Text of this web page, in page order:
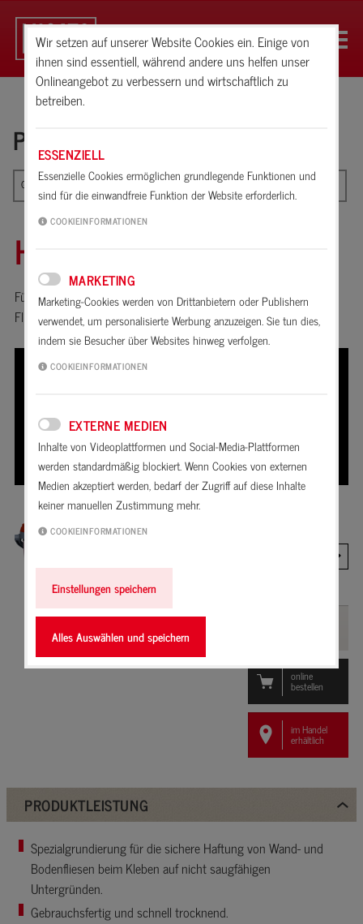
Wir setzen auf unserer Website Cookies ein. Einige von
ihnen sind essentiell, während andere uns helfen unser
Onlineangebot zu verbessern und wirtschaftlich zu
betreiben.
ESSENZIELL
Essenzielle Cookies ermöglichen grundlegende Funktionen und
sind für die einwandfreie Funktion der Website erforderlich.
COOKIEINFORMATIONEN
MARKETING
Marketing-Cookies werden von Drittanbietern oder Publishern
verwendet, um personalisierte Werbung anzuzeigen. Sie tun dies,
indem sie Besucher über Websites hinweg verfolgen.
COOKIEINFORMATIONEN
EXTERNE MEDIEN
Inhalte von Videoplattformen und Social-Media-Plattformen
werden standardmäßig blockiert. Wenn Cookies von externen
Medien akzeptiert werden, bedarf der Zugriff auf diese Inhalte
keiner manuellen Zustimmung mehr.
COOKIEINFORMATIONEN
Einstellungen speichern
Alles Auswählen und speichern
PRODUKTE
Grundierungen
HAFTGRUND
Für die sichere Haftung von Wand- und Bodenfliesen auf alten
Fliesen und anderen nicht saugenden Untergründen.
Hinweis zum Datenschutz:
Video von YouTube laden
online
bestellen
im Handel
erhältlich
PRODUKTLEISTUNG
Spezialgrundierung für die sichere Haftung von Wand- und
Bodenfliesen beim Kleben auf nicht saugfähigen
Untergründen.
Gebrauchsfertig und schnell trocknend.